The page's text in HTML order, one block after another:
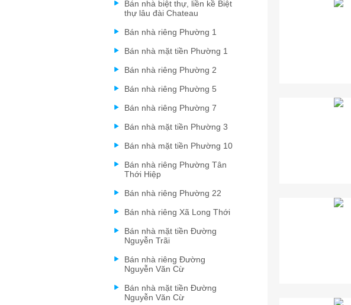
Bán nhà biệt thự, liền kề Biệt
thự lâu đài Chateau
Bán nhà riêng Phường 1
Bán nhà mặt tiền Phường 1
Bán nhà riêng Phường 2
Bán nhà riêng Phường 5
Bán nhà riêng Phường 7
Bán nhà mặt tiền Phường 3
Bán nhà mặt tiền Phường 10
Bán nhà riêng Phường Tân
Thới Hiệp
Bán nhà riêng Phường 22
Bán nhà riêng Xã Long Thới
Bán nhà mặt tiền Đường
Nguyễn Trãi
Bán nhà riêng Đường
Nguyễn Văn Cừ
Bán nhà mặt tiền Đường
Nguyễn Văn Cừ